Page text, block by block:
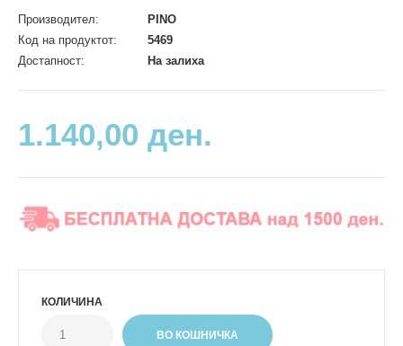
Производител:
PINO
Код на продуктот:
5469
Достапност:
На залиха
1.140,00 ден.
КОЛИЧИНА